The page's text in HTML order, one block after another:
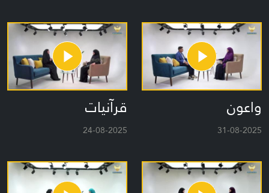
واعون
31-08-2025
قرآنيات
24-08-2025